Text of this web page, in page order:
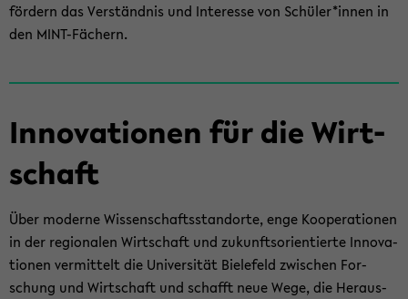
för­dern das Ver­ständ­nis und In­ter­es­se von Schü­ler*innen in
den MINT-​Fächern.
In­no­va­tio­nen für die Wirt­
schaft
Über mo­der­ne Wis­sen­schafts­stand­or­te, enge Ko­ope­ra­tio­nen
in der re­gio­na­len Wirt­schaft und zu­kunfts­ori­en­tier­te In­no­va­
tio­nen ver­mit­telt die Uni­ver­si­tät Bie­le­feld zwi­schen For­
schung und Wirt­schaft und schafft neue Wege, die Her­aus­